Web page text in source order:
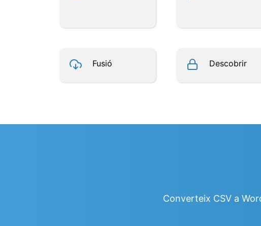
Fusió Descobrir
Converteix CSV a